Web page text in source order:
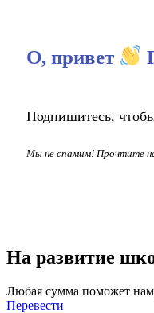
О, привет
Подпишитесь,
Мы не спамим! Прочтите
На развитие
Любая сумма поможет нам
Перевести